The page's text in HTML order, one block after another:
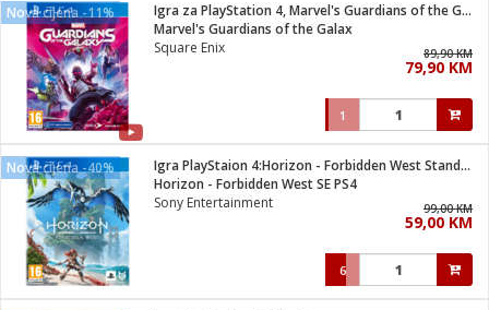
Nova cijena -11%
Igra za PlayStation 4, Marvel's Guardians of the Galaxy
Marvel's Guardians of the Galax
Square Enix
89,90 KM
79,90 KM
1
Nova cijena -40%
Igra PlayStaion 4:Horizon - Forbidden West Standard Edition
Horizon - Forbidden West SE PS4
Sony Entertainment
99,00 KM
59,00 KM
6